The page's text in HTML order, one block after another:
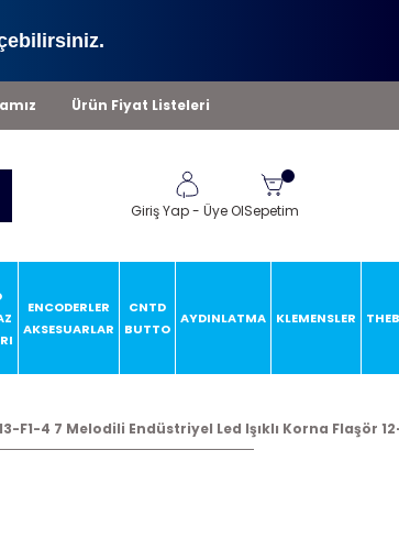
Ürün Fiyat Listeleri
Giriş Yap- Üye OlSepetim
ENCODERLER
AKSESUARLAR
CNTD
BUTTO
AYDINLATMA KLEMENSLER
F1-4 7 Melodili Endüstriyel Led Işıklı Korna Flaşör